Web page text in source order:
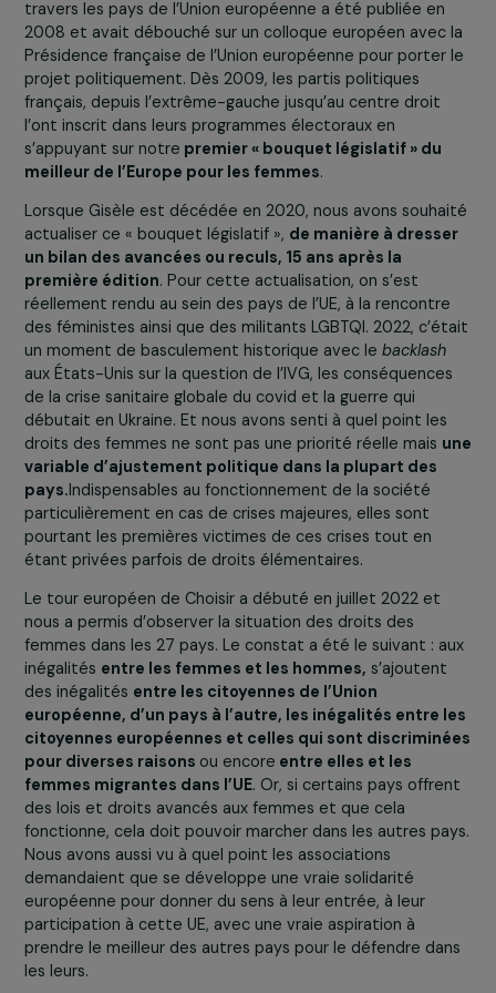
vie politique et l’indépendance économique des
clef de voute de leur émancipation. Mais à l’époque, et
c’était visionnaire, elle avait ajouté à son idée trois
revendications de poids :l’abolition de la peine de
la préservation de la planète etla paix dans le
Quand je suis arrivée à Choisir en 2003, Gisèle m’a
ce projet. Nous nous sommes dit que nous devions y
travailler vraiment au momentdu rejet d’un traité
instituant une Constitution pour l’Europe en 2005
Notre première étude comparée des droits des
travers les pays de l’Union européenne a été publiée en
2008 et avait débouché sur un colloque européen
Présidence française de l’Union européenne pour
projet politiquement. Dès 2009, les partis politiques
français, depuis l’extrême-gauche jusqu’au centre droit
l’ont inscrit dans leurs programmes électoraux en
s’appuyant sur notrepremier « bouquet législatif » du
meilleur de l’Europe pour les femmes.
Lorsque Gisèle est décédée en 2020, nous avons
actualiser ce « bouquet législatif »,de manière à
un bilan des avancées ou reculs, 15 ans après la
première édition
. Pour cette actualisation, on s’est
réellement rendu au sein des pays de l’UE, à la
des féministes ainsi que des militants LGBTQI. 2022,
un moment de basculement historique avec lebacklash
aux États-Unis sur la question de l’IVG, les
de la crise sanitaire globale du covid et la guerre qui
débutait en Ukraine. Et nous avons senti à quel point les
droits des femmes ne sont pas une priorité réelle mais
variable d’ajustement politique dans la plupart des
pays.Indispensables au fonctionnement de la société
particulièrement en cas de crises majeures, elles sont
pourtant les premières victimes de ces crises tout en
étant privées parfois de droits élémentaires.
Le tour européen de Choisir a débuté en juillet 2022 et
nous a permis d’observer la situation des droits des